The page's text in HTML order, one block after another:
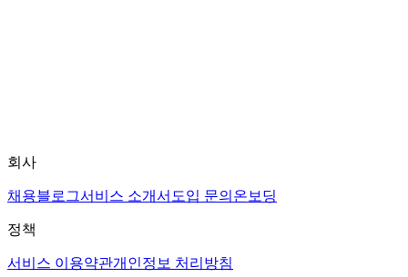
회사
채용블로그서비스 소개서 도입 문의 온보딩
정책
서비스 이용약관개인정보 처리방침